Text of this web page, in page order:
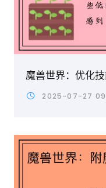
魔兽世界：优化
2025-07-27